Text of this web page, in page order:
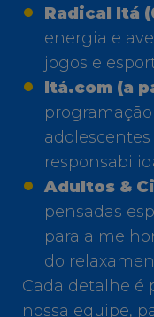
Radical Itá
energia e
jogos e
Itá.com (a
Adultos &
pensadas
para a
do
Cada detalhe é
nossa equipe,